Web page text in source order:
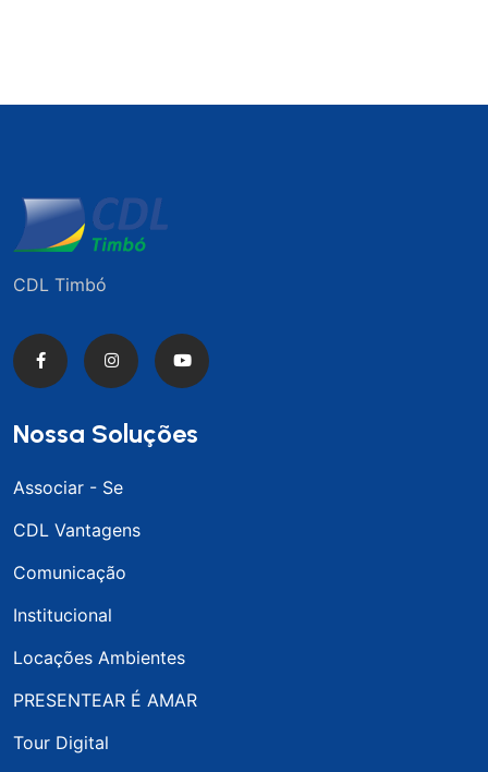
CDL Timbó
Nossa Soluções
Associar - Se
CDL Vantagens
Comunicação
Institucional
Locações Ambientes
PRESENTEAR É AMAR
Tour Digital